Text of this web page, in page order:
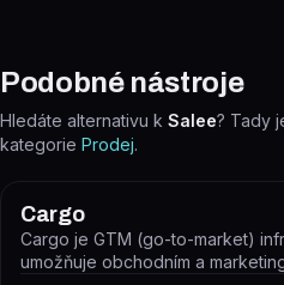
Podobné nástroje
Hledáte alternativu k Salee? Tady
kategorie Prodej.
Cargo
Cargo je GTM (go-to-market)
umožňuje obchodním a